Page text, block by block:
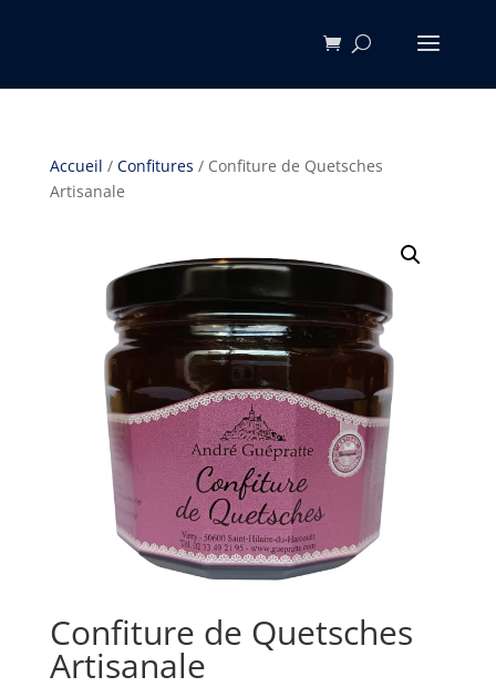
Accueil / Confitures / Confiture de Quetsches
Artisanale
Confiture de Quetsches
Artisanale